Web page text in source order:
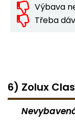
Výbava
Třeba
6) Zolux